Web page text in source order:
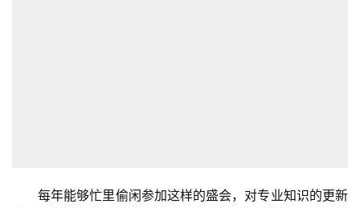
每年能够忙里偷闲参加这样的盛会，对专业知识的更新